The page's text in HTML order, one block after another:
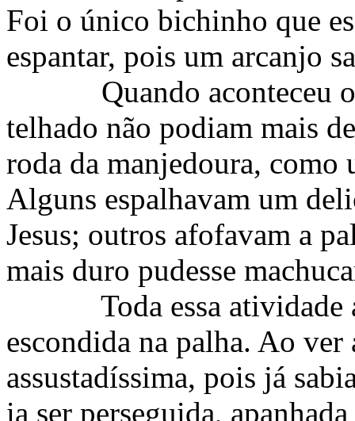
Foi o único bichinho que
espantar, pois um arcanjo
Quando aconteceu
telhado não podiam mais
roda da manjedoura, como
Alguns espalhavam um
Jesus; outros afofavam a
mais duro pudesse
Toda essa
escondida na palha. Ao
assustadíssima, pois já
ia ser perseguida,